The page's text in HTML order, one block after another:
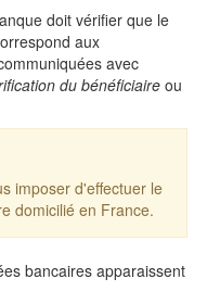
doit vérifier que le
aux
avec
du bénéficiaire ou
imposer d'effectuer le
domicilié en France.
bancaires apparaissent